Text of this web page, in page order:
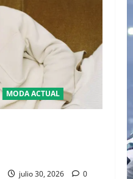
MODA ACTUAL
julio 30, 2026 0